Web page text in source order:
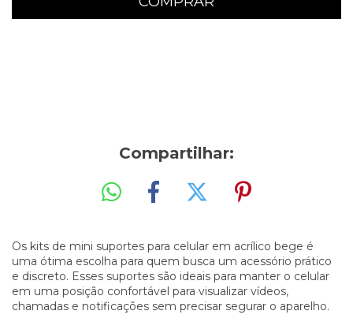
Compartilhar:
Os kits de mini suportes para celular em acrílico bege é
uma ótima escolha para quem busca um acessório prático
e discreto. Esses suportes são ideais para manter o celular
em uma posição confortável para visualizar vídeos,
chamadas e notificações sem precisar segurar o aparelho.